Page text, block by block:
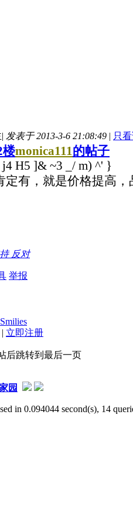
| 发表于 2013-3-6 21:08:49 | 只
楼monica111的帖子
H5 ]& ~3 _/ m) ^' }
定有，就是价格提高，
反对
举报
Smilies
| 立即注册
后跳转到最后一页
园
in 0.094044 second(s), 14